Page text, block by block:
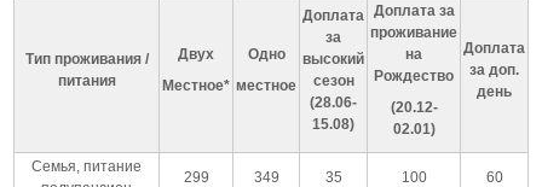
Тип проживания /
питания
Двух
Местное*
Одно
местное
Доплата
за
высокий
сезон
(28.06-
15.08)
Доплата за
проживание
на
Рождество
(20.12-
02.01)
Доплата
за доп.
день
Семья, питание
299 349 35 100 60